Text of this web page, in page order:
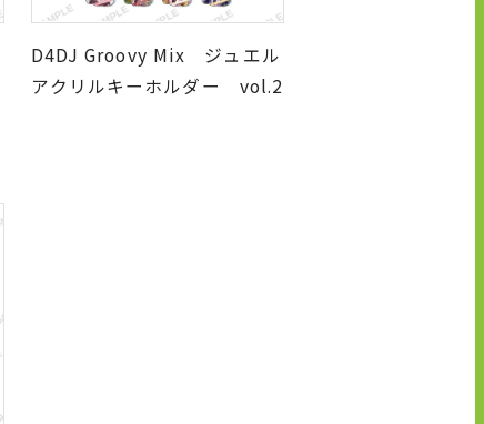
D4DJ Groovy Mix ジュエル
アクリルキーホルダー vol.2